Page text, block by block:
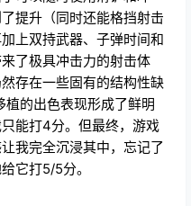
能打4分。但最终，游戏
我完全沉浸其中，忘记了
它打5/5分。
3 个月前